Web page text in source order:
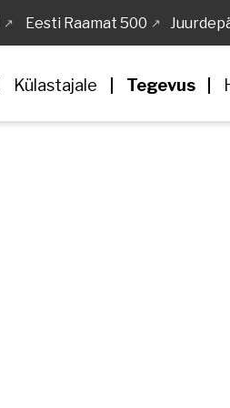
Eesti Raamat 500
Külastajale Tegevus